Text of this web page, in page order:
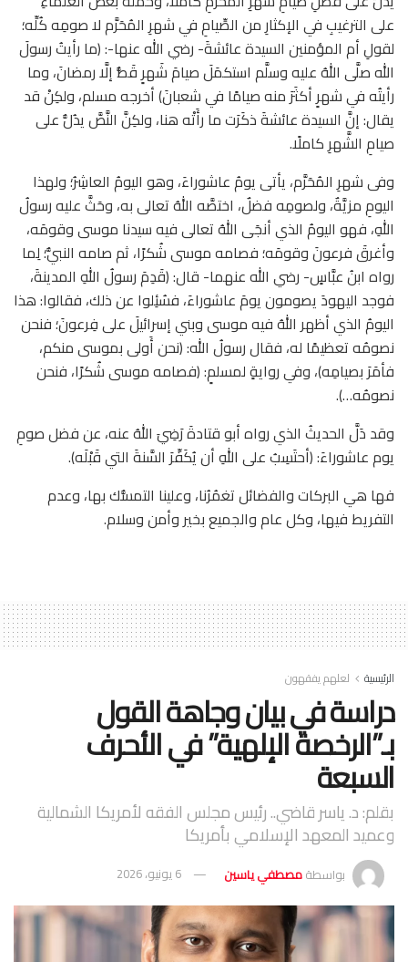
على الترغيبِ في الإكثارِ من الصِّيامِ في شهرِ المُحَرَّم لا صومِه كُلِّه؛
لقولِ أم المؤمنين السيدة عائشةَ- رضي الله عنها-: (ما رأيتُ رسولَ
الله صلَّى اللهُ عليه وسلَّم استكمَلَ صيامَ شَهرٍ قَطُّ إلَّا رمضانَ، وما
رأيتُه في شهرٍ أكثَرَ منه صيامًا في شعبانَ) أخرجه مسلم، ولكِنْ قد
يقال: إنَّ السيدة عائشةَ ذكَرَت ما رأَتْه هنا، ولكِنَّ النَّصَّ يدُلُّ على
صيامِ الشَّهرِ كاملًا.
وفى شهرِ المُحَرَّم، يأتى يومُ عاشوراءَ، وهو اليومُ العاشِرُ؛ ولهذا
اليومِ مزيَّةٌ، ولصومِه فضلٌ، اختصَّه اللهُ تعالى به، وحَثَّ عليه رسولُ
اللهِ، فهو اليومُ الذي أنجَى اللهُ تعالى فيه سيدنا موسى وقومَه،
وأغرقَ فرعونَ وقومَه؛ فصامه موسى شُكرًا، ثم صامه النبيُّ؛ لِما
رواه ابنُ عبَّاسٍ- رضي الله عنهما- قال: (قَدِمَ رسولُ اللهِ المدينةَ،
فوجد اليهودَ يصومون يومَ عاشوراءَ، فسُئِلوا عن ذلك، فقالوا: هذا
اليومُ الذي أظهر اللهُ فيه موسى وبني إسرائيلَ على فِرعونَ؛ فنحن
نصومُه تعظيمًا له، فقال رسولُ الله: (نحن أَولى بموسى منكم،
فأمَرَ بصيامِه)، وفي روايةٍ لمسلمٍ: (فصامه موسى شُكرًا، فنحن
نصومُه…).
وقد دَلَّ الحديثُ الذي رواه أبو قتادةَ رَضِيَ اللهُ عنه، عن فضل صومِ
يوم عاشوراءَ: (أحتَسِبُ على اللهِ أن يُكَفِّرَ السَّنةَ التي قَبْلَه).
فها هي البركات والفضائل تغمُرُنا، وعلينا التمسُّك بها، وعدم
التفريط فيها، وكل عام والجميع بخير وأمن وسلام.
الرئيسية لعلهم يفقهون
دراسة في بيان وجاهة القول
بـ”الرخصة الإلهية” في الأحرف
السبعة
بقلم: د. ياسر قاضي.. رئيس مجلس الفقه لأمريكا الشمالية
وعميد المعهد الإسلامي بأمريكا
بواسطةمصطفي ياسين 6 يونيو، 2026